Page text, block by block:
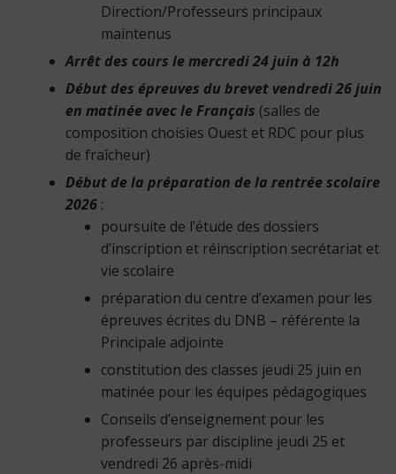
Direction/Professeurs principaux
maintenus
Arrêt des cours le mercredi 24 juin à 12h
Début des épreuves du brevet vendredi 26 juin
en matinée avec le Français (salles de
composition choisies Ouest et RDC pour plus
de fraîcheur)
Début de la préparation de la rentrée scolaire
2026:
poursuite de l’étude des dossiers
d’inscription et réinscription secrétariat et
vie scolaire
préparation du centre d’examen pour les
épreuves écrites du DNB – référente la
Principale adjointe
constitution des classes jeudi 25 juin en
matinée pour les équipes pédagogiques
Conseils d’enseignement pour les
professeurs par discipline jeudi 25 et
vendredi 26 après-midi